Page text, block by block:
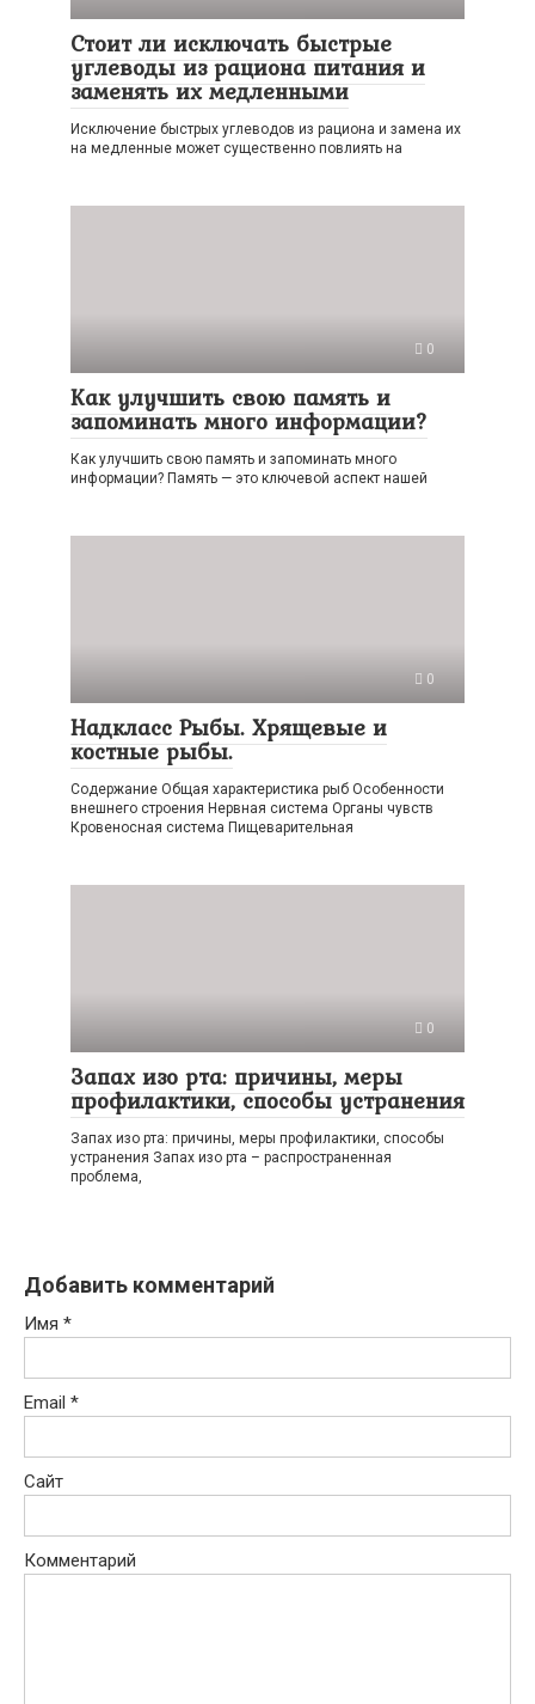
Стоит ли исключать быстрые
углеводы из рациона питания и
заменять их медленными
Исключение быстрых углеводов из рациона и замена их
на медленные может существенно повлиять на
0
Как улучшить свою память и
запоминать много информации?
Как улучшить свою память и запоминать много
информации? Память — это ключевой аспект нашей
0
Надкласс Рыбы. Хрящевые и
костные рыбы.
Содержание Общая характеристика рыб Особенности
внешнего строения Нервная система Органы чувств
Кровеносная система Пищеварительная
0
Запах изо рта: причины, меры
профилактики, способы устранения
Запах изо рта: причины, меры профилактики, способы
устранения Запах изо рта – распространенная
проблема,
Добавить комментарий
Имя *
Email *
Сайт
Комментарий